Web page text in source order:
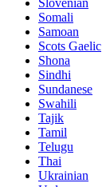
Somali
Samoan
Scots Gaelic
Shona
Sindhi
Sundanese
Swahili
Tajik
Tamil
Telugu
Thai
Ukrainian